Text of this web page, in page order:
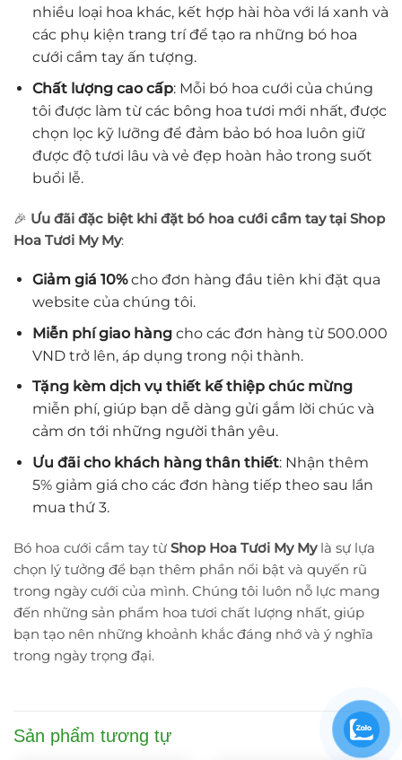
nhiều loại hoa khác, kết hợp hài hòa với lá xanh và
các phụ kiện trang trí để tạo ra những bó hoa
cưới cầm tay ấn tượng.
Chất lượng cao cấp: Mỗi bó hoa cưới của chúng
tôi được làm từ các bông hoa tươi mới nhất, được
chọn lọc kỹ lưỡng để đảm bảo bó hoa luôn giữ
được độ tươi lâu và vẻ đẹp hoàn hảo trong suốt
buổi lễ.
🎉 Ưu đãi đặc biệt khi đặt bó hoa cưới cầm tay tại Shop
Hoa Tươi My My:
Giảm giá 10%cho đơn hàng đầu tiên khi đặt qua
website của chúng tôi.
Miễn phí giao hàngcho các đơn hàng từ 500.000
VND trở lên, áp dụng trong nội thành.
Tặng kèm dịch vụ thiết kế thiệp chúc mừng
miễn phí, giúp bạn dễ dàng gửi gắm lời chúc và
cảm ơn tới những người thân yêu.
Ưu đãi cho khách hàng thân thiết: Nhận thêm
5% giảm giá cho các đơn hàng tiếp theo sau lần
mua thứ 3.
Bó hoa cưới cầm tay từ Shop Hoa Tươi My Mylà sự lựa
chọn lý tưởng để bạn thêm phần nổi bật và quyến rũ
trong ngày cưới của mình. Chúng tôi luôn nỗ lực mang
đến những sản phẩm hoa tươi chất lượng nhất, giúp
bạn tạo nên những khoảnh khắc đáng nhớ và ý nghĩa
trong ngày trọng đại.
Sản phẩm tương tự